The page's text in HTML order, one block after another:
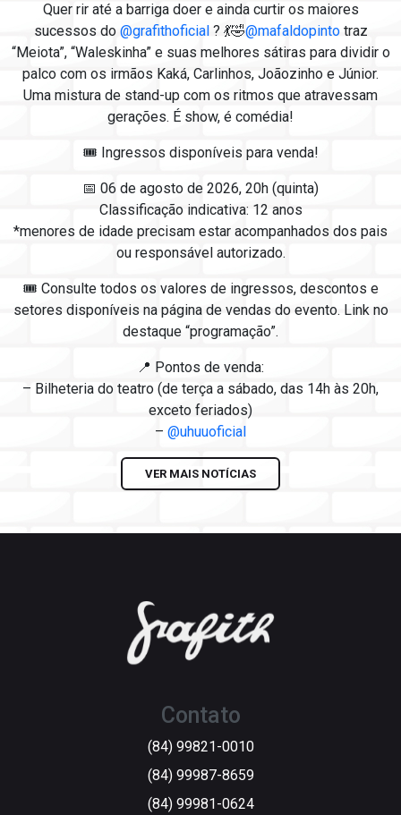
Quer rir até a barriga doer e ainda curtir os maiores
sucessos do @grafithoficial ? 💃🤣@mafaldopintotraz
“Meiota”, “Waleskinha” e suas melhores sátiras para dividir o
palco com os irmãos Kaká, Carlinhos, Joãozinho e Júnior.
Uma mistura de stand-up com os ritmos que atravessam
gerações. É show, é comédia!
🎟️ Ingressos disponíveis para venda!
📅 06 de agosto de 2026, 20h (quinta)
Classificação indicativa: 12 anos
*menores de idade precisam estar acompanhados dos pais
ou responsável autorizado.
🎟 Consulte todos os valores de ingressos, descontos e
setores disponíveis na página de vendas do evento. Link no
destaque “programação”.
📍 Pontos de venda:
– Bilheteria do teatro (de terça a sábado, das 14h às 20h,
exceto feriados)
– @uhuuoficial
VER MAIS NOTÍCIAS
Contato
(84) 99821-0010
(84) 99987-8659
(84) 99981-0624